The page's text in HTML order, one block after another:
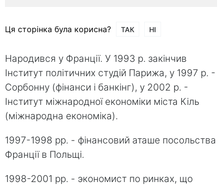
Ця сторінка була корисна? ТАК НІ
Народився у Франції. У 1993 р. закінчив
Інститут політичних студій Парижа, у 1997 р. -
Сорбонну (фінанси і банкінг), у 2002 р. -
Інститут міжнародної економіки міста Кіль
(міжнародна економіка).
1997-1998 рр. - фінансовий аташе посольства
Франції в Польщі.
1998-2001 рр. - экономист по ринках, що